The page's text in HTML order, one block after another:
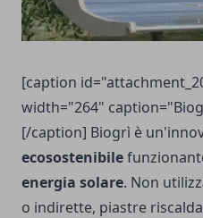
[caption
width="264"
[/caption] Biogrì è
ecosostenibile
energia solare. Non
o indirette, piastre